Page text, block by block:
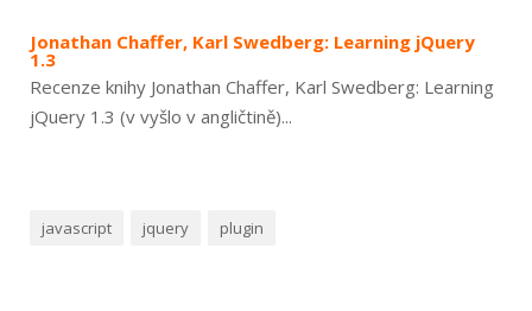
Jonathan Chaffer, Karl Swedberg: Learning jQuery
1.3
Recenze knihy Jonathan Chaffer, Karl Swedberg: Learning
jQuery 1.3 (v vyšlo v angličtině)...
javascript jquery plugin